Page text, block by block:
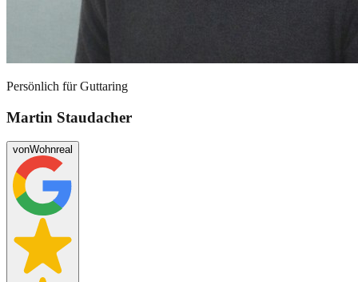
Persönlich fürGuttaring
Martin Staudacher
vonWohnreal